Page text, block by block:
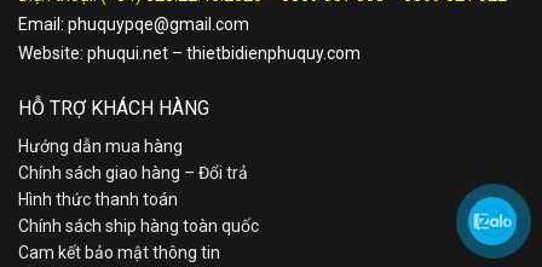
Email: phuquypqe@gmail.com
Website: phuqui.net – thietbidienphuquy.com
HỖ TRỢ KHÁCH HÀNG
Hướng dẫn mua hàng
Chính sách giao hàng – Đổi trả
Hình thức thanh toán
Chính sách ship hàng toàn quốc
Cam kết bảo mật thông tin